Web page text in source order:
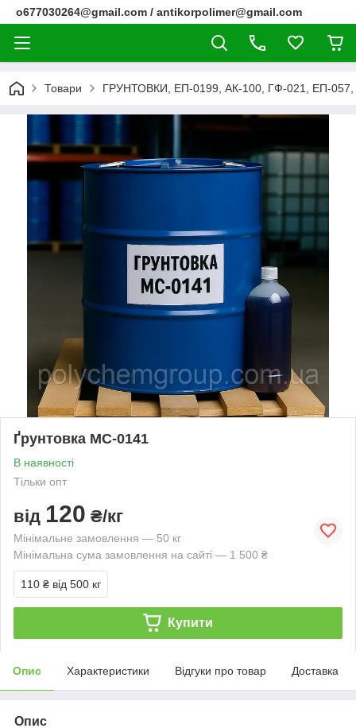
o677030264@gmail.com / antikorpolimer@gmail.com
Товари ГРУНТОВКИ, ЕП-0199, АК-100, ГФ-021, ЕП-
Ґрунтовка МС-0141
В наявності
Тільки опт
від 120 ₴/кг
Мінімальне замовлення — 50 кг
Мінімальна сума замовлення на сайті — 1 500 ₴
110 ₴ від 500 кг
Купити
Опис Характеристики Відгуки про товар Доставка
Опис